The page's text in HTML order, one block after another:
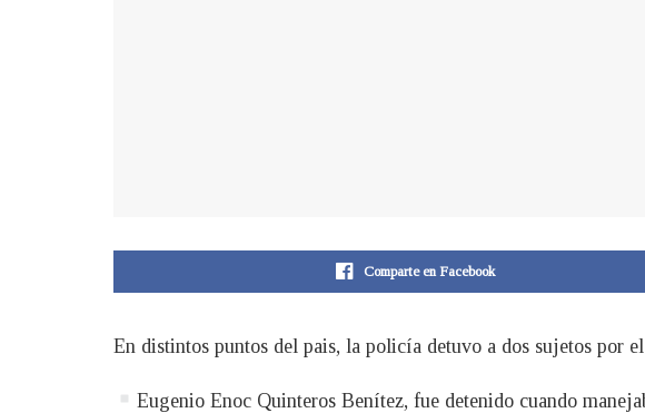
Comparte en Facebook
En distintos puntos del pais, la policía detuvo a dos sujetos por
Eugenio Enoc Quinteros Benítez, fue detenido cuando